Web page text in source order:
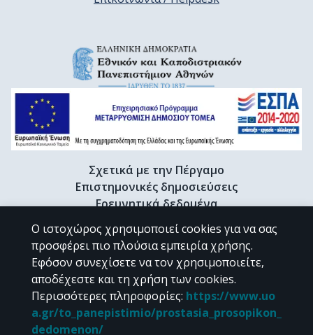
Σχετικά με την Πέργαμο
Επιστημονικές δημοσιεύσεις
Ερευνητικά δεδομένα
Διδακτορικές διατριβές & Γκρίζα βιβλιογραφία
Προφίλ Ερευνητή
CC BY-NC 4.0
Εκτός αν αναφέρεται διαφορετικά, το υλικό της "Περγάμου" διατίθεται
Ο ιστοχώρος χρησιμοποιεί cookies για να σας
προσφέρει πιο πλούσια εμπειρία χρήσης.
Εφόσον συνεχίσετε να τον χρησιμοποιείτε,
αποδέχεστε και τη χρήση των cookies.
Περισσότερες πληροφορίες: https://www.uo
a.gr/to_panepistimio/prostasia_prosopikon_
dedomenon/